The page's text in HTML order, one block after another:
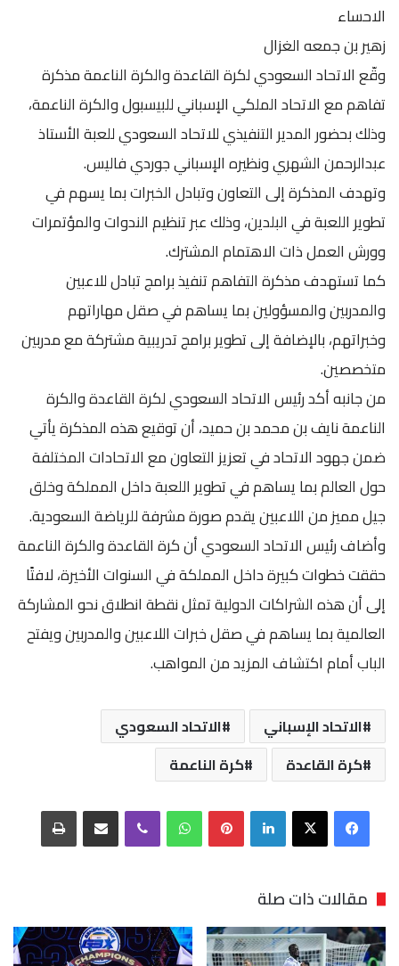
الاحساء
زهير بن جمعه الغزال
وقّع الاتحاد السعودي لكرة القاعدة والكرة الناعمة مذكرة
تفاهم مع الاتحاد الملكي الإسباني للبيسبول والكرة الناعمة،
وذلك بحضور المدير التنفيذي للاتحاد السعودي للعبة الأستاذ
عبدالرحمن الشهري ونظيره الإسباني جوردي فاليس.
وتهدف المذكرة إلى التعاون وتبادل الخبرات بما يسهم في
تطوير اللعبة في البلدين، وذلك عبر تنظيم الندوات والمؤتمرات
وورش العمل ذات الاهتمام المشترك.
كما تستهدف مذكرة التفاهم تنفيذ برامج تبادل للاعبين
والمدربين والمسؤولين بما يساهم في صقل مهاراتهم
وخبراتهم، بالإضافة إلى تطوير برامج تدريبية مشتركة مع مدربين
متخصصين.
من جانبه أكد رئيس الاتحاد السعودي لكرة القاعدة والكرة
الناعمة نايف بن محمد بن حميد، أن توقيع هذه المذكرة يأتي
ضمن جهود الاتحاد في تعزيز التعاون مع الاتحادات المختلفة
حول العالم بما يساهم في تطوير اللعبة داخل المملكة وخلق
جيل مميز من اللاعبين يقدم صورة مشرفة للرياضة السعودية.
وأضاف رئيس الاتحاد السعودي أن كرة القاعدة والكرة الناعمة
حققت خطوات كبيرة داخل المملكة في السنوات الأخيرة، لافتًا
إلى أن هذه الشراكات الدولية تمثل نقطة انطلاق نحو المشاركة
العالمية بما يساهم في صقل خبرات اللاعبين والمدربين ويفتح
الباب أمام اكتشاف المزيد من المواهب.
الاتحاد الإسباني
الاتحاد السعودي
كرة القاعدة
كرة الناعمة
فيسبوك‫X لينكدإن بينتيريستواتساب ڤايبر مشاركة عبر البريد طباعة
مقالات ذات صلة